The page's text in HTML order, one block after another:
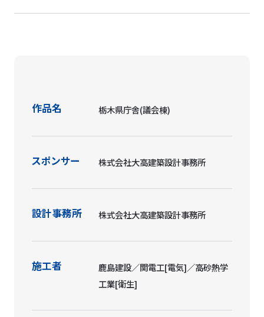
作品名 栃木県庁舎(議会棟)
スポンサー 株式会社大高建築設計事務所
設計事務所 株式会社大高建築設計事務所
施工者
鹿島建設／関電工[電気]／高砂熱学
工業[衛生]